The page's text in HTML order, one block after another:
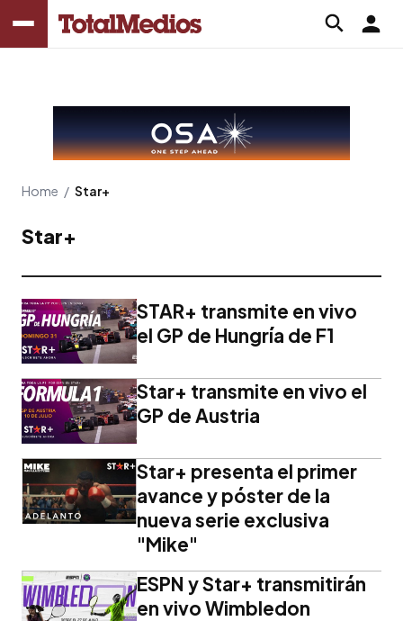
Home / Star+
Star+
STAR+ transmite en vivo
el GP de Hungría de F1
Star+ transmite en vivo el
GP de Austria
Star+ presenta el primer
avance y póster de la
nueva serie exclusiva
"Mike"
ESPN y Star+ transmitirán
en vivo Wimbledon